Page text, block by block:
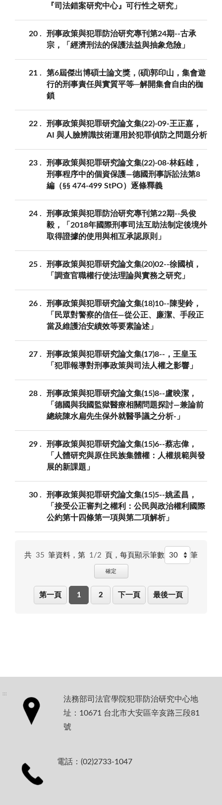
『司法錯案研究中心』可行性之研究」
20
刑事政策與犯罪防治研究專刊第24期--古承
宗，「經濟刑法的保護法益與抽象危險」
21
第6屆傑出博碩士論文獎，(碩)郭印山，集會遊
行的刑事責任與實質平等─解開集會自由的枷
鎖
22
刑事政策與犯罪研究論文集(22)-09-王正嘉，
AI 與人臉辨識技術運用於犯罪偵防之問題分析
23
刑事政策與犯罪研究論文集(22)-08-林鈺雄，
刑事程序中的個資保護—德國刑事訴訟法第8
編（§§ 474-499 StPO）逐條釋義
24
刑事政策與犯罪防治研究專刊第22期--吳俊
毅，「2018年國際刑事司法互助法制定後境外
取得證據的使用與相互承認原則」
25
刑事政策與犯罪研究論文集(20)02--徐國楨，
「調查官職權行使法理論與實務之研究」
26
刑事政策與犯罪研究論文集(18)10--陳斐鈴，
「民眾對警察的信任—從公正、廉潔、手段正
當及維護治安績效等要素論述」
27
刑事政策與犯罪研究論文集(17)8--，王皇玉
「犯罪報導對刑事政策與司法人權之影響」
28
刑事政策與犯罪研究論文集(15)8--盧映潔，
「德國與我國監獄醫療相關問題探討—兼論前
總統陳水扁先生保外就醫爭議之分析-」
29
刑事政策與犯罪研究論文集(15)6--蔡志偉，
「人體研究與原住民族集體權：人權規範與發
展的新課題」
30
刑事政策與犯罪研究論文集(15)5--姚孟昌，
「接受公正審判之權利：公民與政治權利國際
公約第十四條第一項與第二項解析」
共 35 筆資料，第 1/2 頁，每頁顯示筆數 筆
確定
第一頁 1 2 下一頁 最後一頁
:::
法務部司法官學院犯罪防治研究中心地
址：10671 台北市大安區辛亥路三段81
號
電話：(02)2733-1047